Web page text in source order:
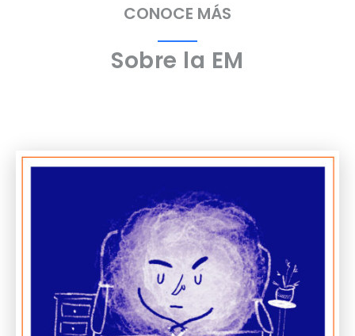
CONOCE MÁS
Sobre la EM